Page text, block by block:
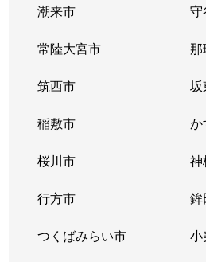
潮来市 守
常陸大宮市 那
筑西市 坂
稲敷市 か
桜川市 神
行方市 鉾
つくばみらい市 小